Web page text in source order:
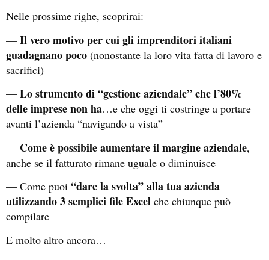
Nelle prossime righe, scoprirai:
— Il vero motivo per cui gli imprenditori italiani
guadagnano poco (nonostante la loro vita fatta di lavoro e
sacrifici)
— Lo strumento di “gestione aziendale” che l’80%
delle imprese non ha…e che oggi ti costringe a portare
avanti l’azienda “navigando a vista”
— Come è possibile aumentare il margine aziendale,
anche se il fatturato rimane uguale o diminuisce
— Come puoi “dare la svolta” alla tua azienda
utilizzando 3 semplici file Excel che chiunque può
compilare
E molto altro ancora…